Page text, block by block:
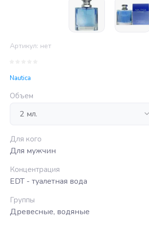
Артикул: нет
Nautica
Объем
Для кого
Для мужчин
Концентрация
EDT - туалетная вода
Группы
Древесные, водяные